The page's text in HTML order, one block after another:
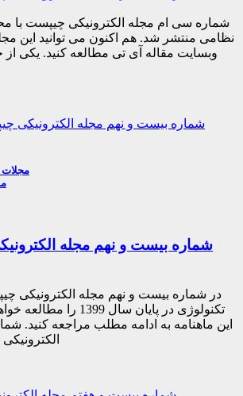
شماره سی ام مجله الکترونیکی چیپست با
نظامی منتشر شد. هم اکنون می توانید این
وبسایت مقاله آی تی مطالعه کنید. یکی
مجلات
شماره بیست و نهم مجله
در شماره بیست و نهم مجله الکترونیکی
تکنولوژی در پایان سال
این ماهنامه به ادامه مطلب مراجعه کنید.